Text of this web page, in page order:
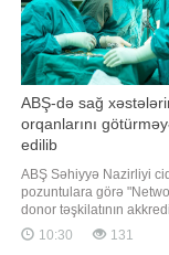
ABŞ-də sağ
orqanlarını
edilib
ABŞ Səhiyyə Nazirliyi
pozuntulara görə
donor təşkilatının
ləğvi prosesinə
ki, Nazir Robert
10:30 131